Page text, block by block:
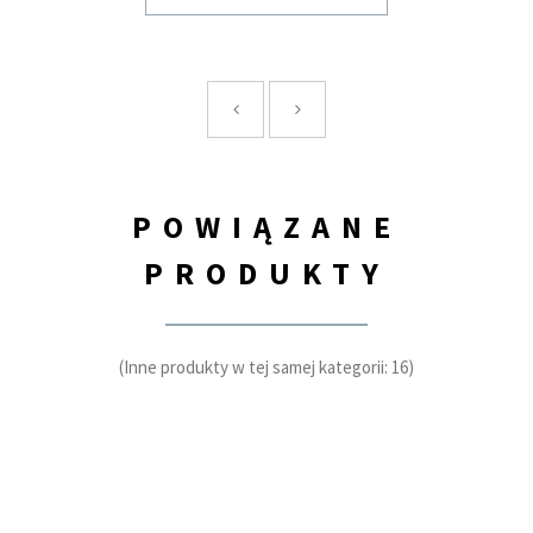
POWIĄZANE
PRODUKTY
(Inne produkty w tej samej kategorii: 16)